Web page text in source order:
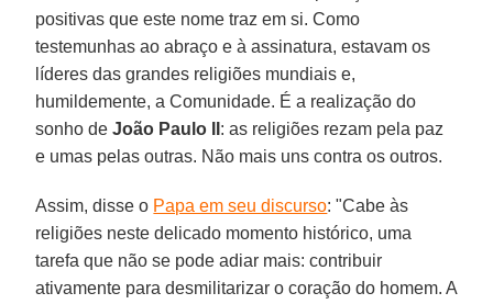
positivas que este nome traz em si. Como
testemunhas ao abraço e à assinatura, estavam os
líderes das grandes religiões mundiais e,
humildemente, a Comunidade. É a realização do
sonho deJoão Paulo II : as religiões rezam pela paz
e umas pelas outras. Não mais uns contra os outros.
Assim, disse o Papa em seu discurso: "Cabe às
religiões neste delicado momento histórico, uma
tarefa que não se pode adiar mais: contribuir
ativamente para desmilitarizar o coração do homem. A